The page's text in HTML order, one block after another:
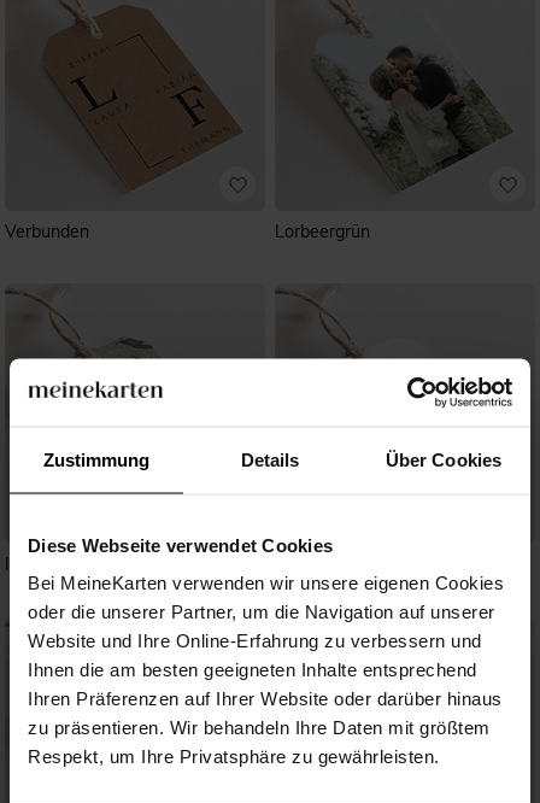
Zustimmung Details Über Cookies
Diese Webseite verwendet Cookies
Bei MeineKarten verwenden wir unsere eigenen Cookies
oder die unserer Partner, um die Navigation auf unserer
Website und Ihre Online-Erfahrung zu verbessern und
Ihnen die am besten geeigneten Inhalte entsprechend
Ihren Präferenzen auf Ihrer Website oder darüber hinaus
zu präsentieren. Wir behandeln Ihre Daten mit größtem
Respekt, um Ihre Privatsphäre zu gewährleisten.
Verbunden Lorbeergrün
Intime Blätterwelt